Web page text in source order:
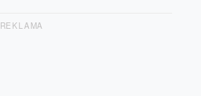
REKLAMA